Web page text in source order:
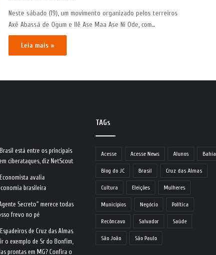
Neste sábado (19), um movimento organizado pelos terreiros
Axé Abassá de Ogum e Ilê Ase Maa Ase Ni Ode, com…
Leia mais »
Brasil está entre os principais
ciberataques, diz NetScout
Economista avalia
brasileira
Secreto” merece todas
frevo no pé
Espadeiros de Cruz das Almas
o exemplo de Sr do Bonfim,
prontas em MG? Confira o
TAGs
Acesse Acesse News Alunos Bahia
Blog do JC Brasil Cruz das Almas
Cultura Eleições Mulheres
Municípios Negócio Política
Recôncavo Salvador Saúde
São João São Paulo